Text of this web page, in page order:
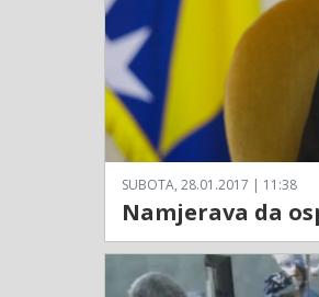
SUBOTA, 28.01.2017 | 11:38
Namjerava da